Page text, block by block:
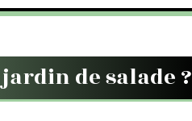
de salade ?